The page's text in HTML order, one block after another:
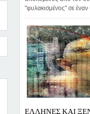
"φυλακισμένος" σε
ΕΛΛΗΝΕΣ ΚΑΙ